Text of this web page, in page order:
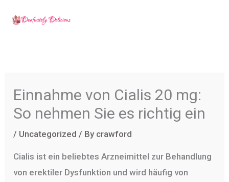
Einnahme von Cialis 20 mg:
So nehmen Sie es richtig ein
/ Uncategorized / By crawford
Cialis ist ein beliebtes Arzneimittel zur Behandlung
von erektiler Dysfunktion und wird häufig von